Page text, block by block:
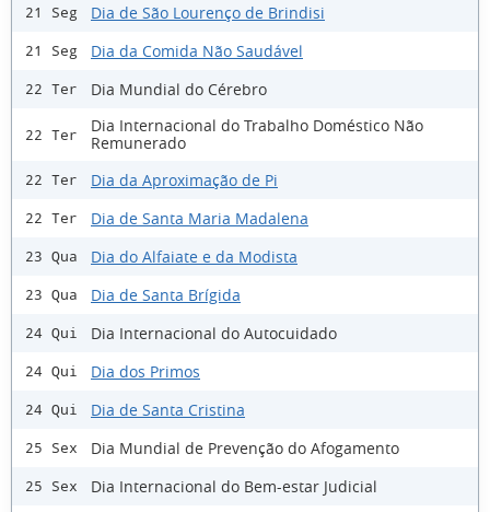
21 Seg Dia de São Lourenço de Brindisi
21 Seg Dia da Comida Não Saudável
22 Ter Dia Mundial do Cérebro
22 Ter
Dia Internacional do Trabalho Doméstico Não
Remunerado
22 Ter Dia da Aproximação de Pi
22 Ter Dia de Santa Maria Madalena
23 Qua Dia do Alfaiate e da Modista
23 Qua Dia de Santa Brígida
24 Qui Dia Internacional do Autocuidado
24 Qui Dia dos Primos
24 Qui Dia de Santa Cristina
25 Sex Dia Mundial de Prevenção do Afogamento
25 Sex Dia Internacional do Bem-estar Judicial